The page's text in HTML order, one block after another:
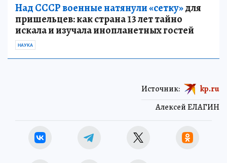
Над СССР военные натянули «сетку»для
пришельцев: как страна 13 лет тайно
искала и изучала инопланетных гостей
НАУКА
Алексей ЕЛАГИН
Источник: kp.ru